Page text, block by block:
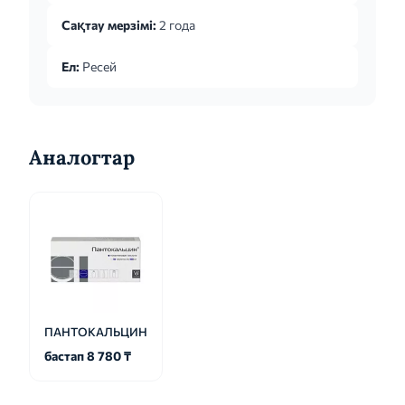
препарата - 1-2 р...
Сақтау мерзімі: 2 года
Ел: Ресей
Аналогтар
ПАНТОКАЛЬЦИН
бастап 8 780 ₸